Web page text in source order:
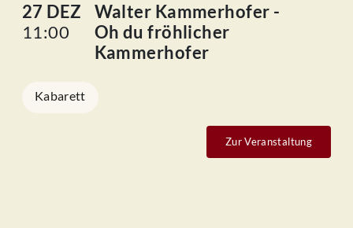
27 DEZ
11:00
Walter Kammerhofer -
Oh du fröhlicher
Kammerhofer
Kabarett
Zur Veranstaltung